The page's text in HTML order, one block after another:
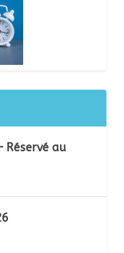
Réservé au